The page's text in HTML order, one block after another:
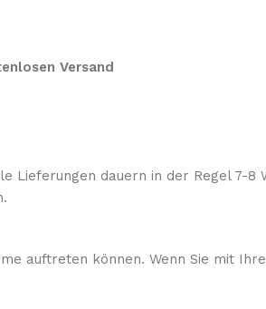
Versand
Lieferungen dauern in der Regel 7-
auftreten können. Wenn Sie mit